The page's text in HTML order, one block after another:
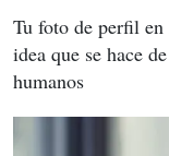
Tu foto de perfil
idea que se hace
humanos